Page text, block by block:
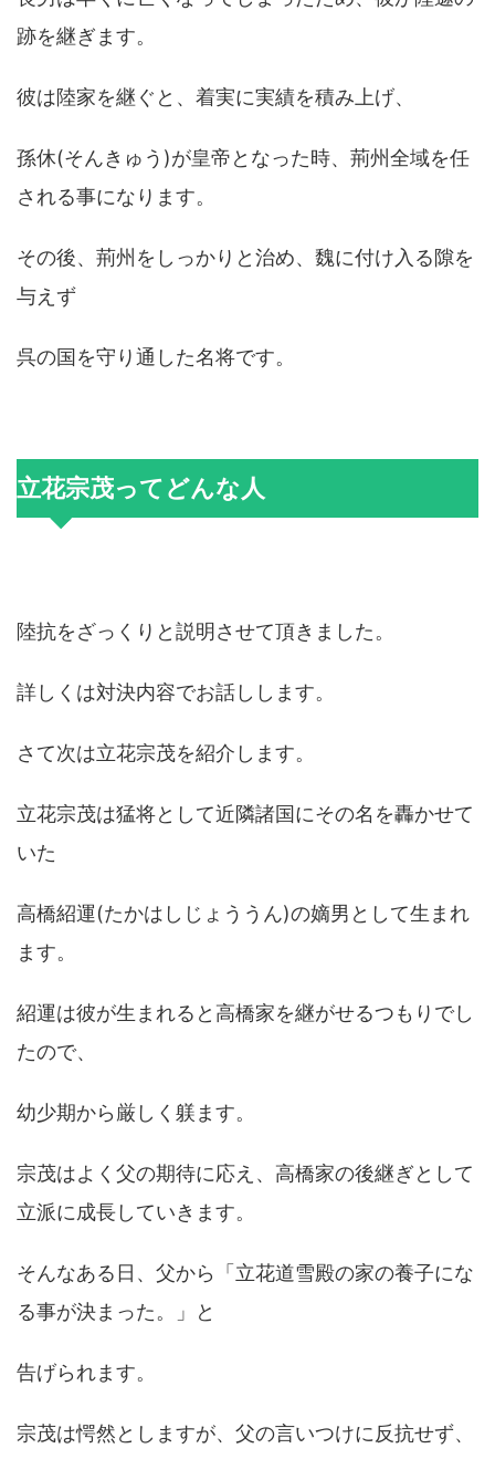
跡を継ぎます。
彼は陸家を継ぐと、着実に実績を積み上げ、
孫休(そんきゅう)が皇帝となった時、荊州全域を任
される事になります。
その後、荊州をしっかりと治め、魏に付け入る隙を
与えず
呉の国を守り通した名将です。
立花宗茂ってどんな人
陸抗をざっくりと説明させて頂きました。
詳しくは対決内容でお話しします。
さて次は立花宗茂を紹介します。
立花宗茂は猛将として近隣諸国にその名を轟かせて
いた
高橋紹運(たかはしじょううん)の嫡男として生まれ
ます。
紹運は彼が生まれると高橋家を継がせるつもりでし
たので、
幼少期から厳しく躾ます。
宗茂はよく父の期待に応え、高橋家の後継ぎとして
立派に成長していきます。
そんなある日、父から「立花道雪殿の家の養子にな
る事が決まった。」と
告げられます。
宗茂は愕然としますが、父の言いつけに反抗せず、